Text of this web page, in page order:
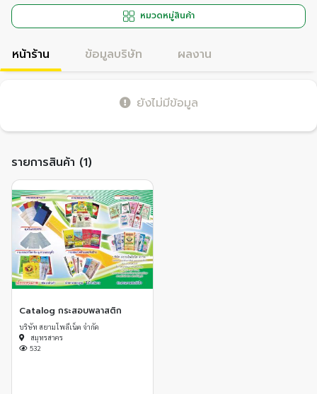
หมวดหมู่สินค้า
หน้าร้าน ข้อมูลบริษัท ผลงาน
ยังไม่มีข้อมูล
รายการสินค้า (1)
Catalog กระสอบพลาสติก
บริษัท สยามโพลีเน็ต จำกัด
สมุทรสาคร
532